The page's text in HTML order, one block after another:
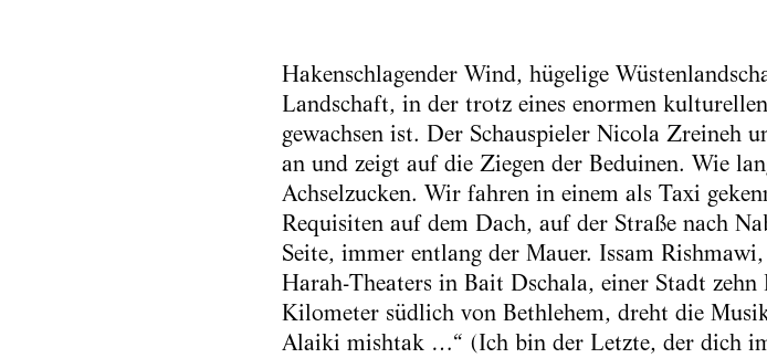
Hakenschlagender Wind, hügelige
Landschaft, in der trotz eines enormen
gewachsen ist. Der Schauspieler Nicola Zreineh
an und zeigt auf die Ziegen der Beduinen. Wie
Achselzucken. Wir fahren in einem als Taxi
Requisiten auf dem Dach, auf der Straße nach
Seite, immer entlang der Mauer. Issam
Harah-Theaters in Bait Dschala, einer Stadt
Kilometer südlich von Bethlehem, dreht die
Alaiki mishtak …“ (Ich bin der Letzte, der dich